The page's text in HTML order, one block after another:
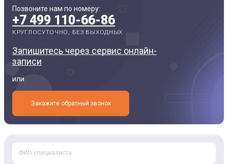
Позвоните нам по номеру:
+7 499 110-66-86
КРУГЛОСУТОЧНО, БЕЗ ВЫХОДНЫХ
Запишитесь через сервис онлайн-
записи
или
Закажите обратный звонок